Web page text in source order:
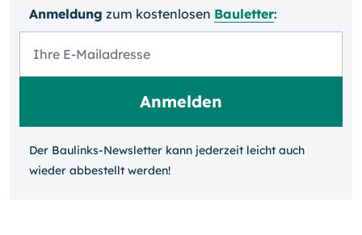
Anmeldung zum kosten­losen Bauletter:
Der Baulinks-Newsletter kann jeder­zeit leicht auch
wieder ab­bestellt werden!